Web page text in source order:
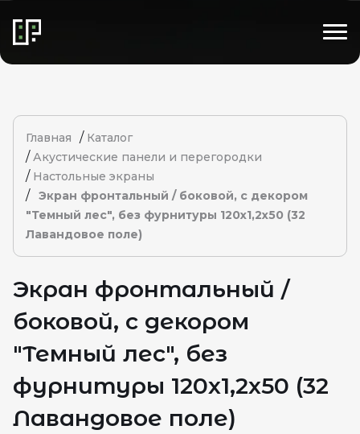
Главная / Каталог
/Акустические панели и перегородки
/ Настольные экраны
/ Экран фронтальный / боковой, с декором
"Темный лес", без фурнитуры 120х1,2х50 (32
Лавандовое поле)
Экран фронтальный /
боковой, с декором
"Темный лес", без
фурнитуры 120х1,2х50 (32
Лавандовое поле)